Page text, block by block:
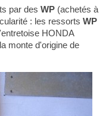
par des WP(achetés à
: les ressorts WP
HONDA
monte d'origine de